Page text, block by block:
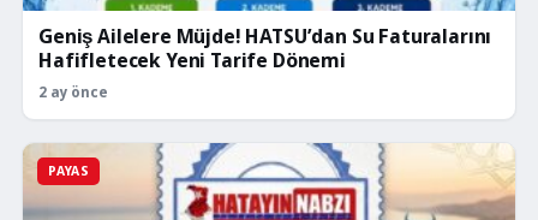
Geniş Ailelere Müjde! HATSU’dan Su Faturalarını
Hafifletecek Yeni Tarife Dönemi
2 ay önce
PAYAS